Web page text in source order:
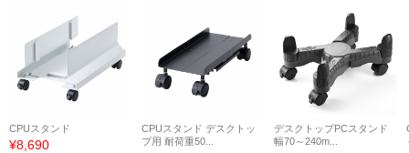
CPUスタンド
¥8,690
CPUスタンド デスクトッ
プ用 耐荷重50...
デスクトップPCスタンド
幅70～240m...